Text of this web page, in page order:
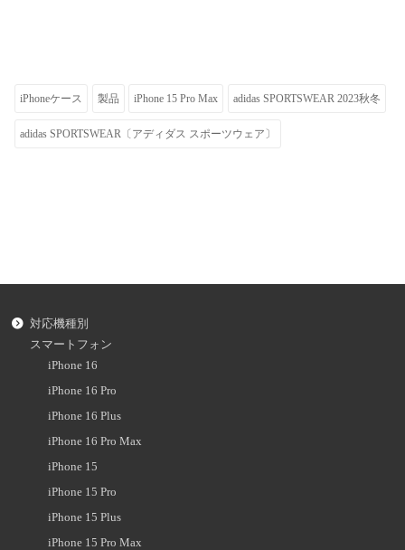
iPhoneケース 製品 iPhone 15 Pro Max adidas SPORTSWEAR 2023秋冬
adidas SPORTSWEAR〔アディダス スポーツウェア〕
対応機種別
スマートフォン
iPhone 16
iPhone 16 Pro
iPhone 16 Plus
iPhone 16 Pro Max
iPhone 15
iPhone 15 Pro
iPhone 15 Plus
iPhone 15 Pro Max